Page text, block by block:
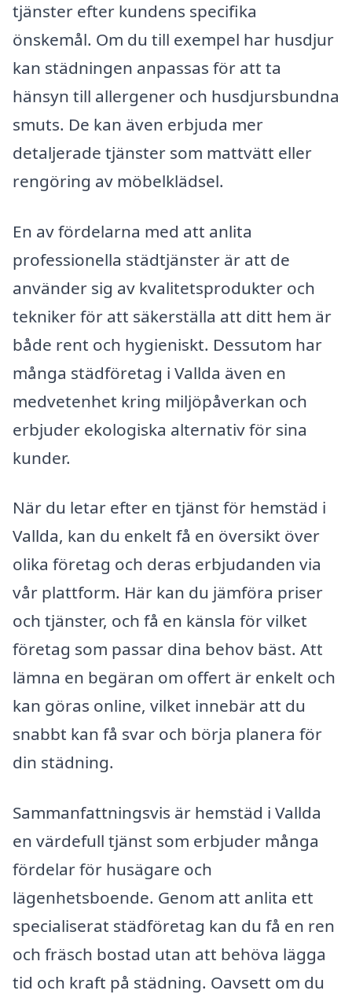
tjänster efter kundens specifika
önskemål. Om du till exempel har husdjur
kan städningen anpassas för att ta
hänsyn till allergener och husdjursbundna
smuts. De kan även erbjuda mer
detaljerade tjänster som mattvätt eller
rengöring av möbelklädsel.
En av fördelarna med att anlita
professionella städtjänster är att de
använder sig av kvalitetsprodukter och
tekniker för att säkerställa att ditt hem är
både rent och hygieniskt. Dessutom har
många städföretag i Vallda även en
medvetenhet kring miljöpåverkan och
erbjuder ekologiska alternativ för sina
kunder.
När du letar efter en tjänst för hemstäd i
Vallda, kan du enkelt få en översikt över
olika företag och deras erbjudanden via
vår plattform. Här kan du jämföra priser
och tjänster, och få en känsla för vilket
företag som passar dina behov bäst. Att
lämna en begäran om offert är enkelt och
kan göras online, vilket innebär att du
snabbt kan få svar och börja planera för
din städning.
Sammanfattningsvis är hemstäd i Vallda
en värdefull tjänst som erbjuder många
fördelar för husägare och
lägenhetsboende. Genom att anlita ett
specialiserat städföretag kan du få en ren
och fräsch bostad utan att behöva lägga
tid och kraft på städning. Oavsett om du